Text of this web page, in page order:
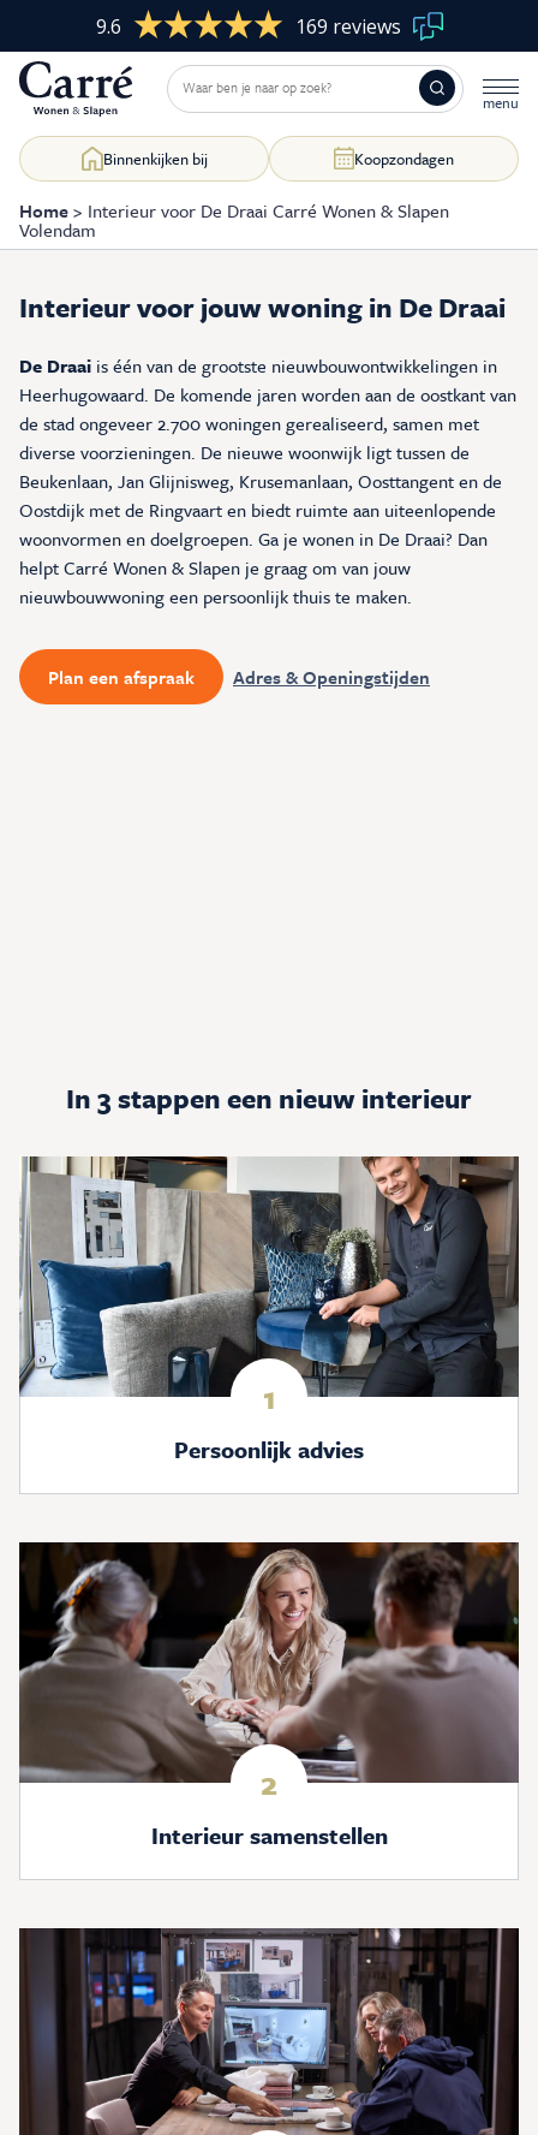
9.6 169 reviews
Skip
content
Woonkamer
Slaapkamer
Eetkamer
Kasten op maat
Raamdecoratie
Inspiratie & Advies
Sale & Acties
Over Carré
Binnenkijken bij Koopzondagen
Home> Interieur voor De Draai Carré Wonen & Slapen
Volendam
Interieur voor jouw woning in De Draai
De Draai is één van de grootste nieuwbouwontwikkelingen in
Heerhugowaard. De komende jaren worden aan de oostkant van
de stad ongeveer 2.700 woningen gerealiseerd, samen met
diverse voorzieningen. De nieuwe woonwijk ligt tussen de
Beukenlaan, Jan Glijnisweg, Krusemanlaan, Oosttangent en de
Oostdijk met de Ringvaart en biedt ruimte aan uiteenlopende
woonvormen en doelgroepen. Ga je wonen in De Draai? Dan
helpt Carré Wonen & Slapen je graag om van jouw
nieuwbouwwoning een persoonlijk thuis te maken.
Plan een afspraak Adres & Openingstijden
In 3 stappen een nieuw interieur
1
Persoonlijk advies
2
Interieur samenstellen